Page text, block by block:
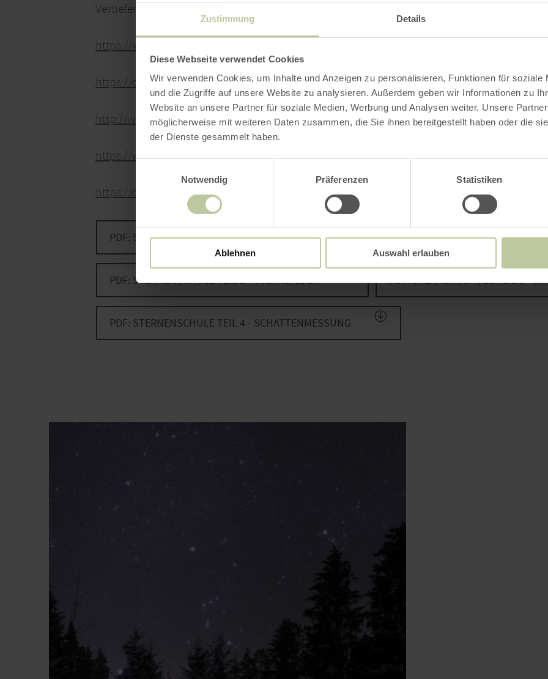
Zustimmung Details
Diese Webseite verwendet Cookies
Wir verwenden Cookies, um Inhalte und Anzeigen zu personalisieren, Funktionen für soziale
und die Zugriffe auf unsere Website zu analysieren. Außerdem geben wir Informationen zu
Website an unsere Partner für soziale Medien, Werbung und Analysen weiter. Unsere
möglicherweise mit weiteren Daten zusammen, die Sie ihnen bereitgestellt haben oder die
der Dienste gesammelt haben.
Notwendig
Präferenzen Statistiken
Ablehnen Auswahl erlauben
Vertiefende Informationen zum Thema Lichtverschmutzung finden Sie auch hier:
https://www.naturpark-eifel.de/de/untermsternenzelt/
https://darksky.org/
http://www.lichtverschmutzung.de/
https://www.paten-der-nacht.de/
https://de.wikipedia.org/wiki/Lichtverschmutzung
PDF: STERNENSCHULE TEIL 1 - LICHTVERSCHMUTZUNG
PDF: STERNENSCHULE TEIL 2 - STERNBILDER PDF: STERNENSCHULE TEIL 3 -
PDF: STERNENSCHULE TEIL 4 - SCHATTENMESSUNG